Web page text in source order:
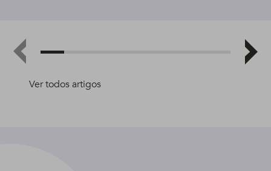
Ver todos artigos